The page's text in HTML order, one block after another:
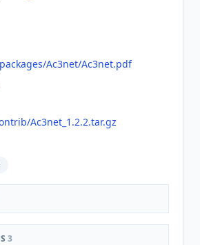
Ac3net/Ac3net.pdf
Ac3net_1.2.2.tar.gz
3